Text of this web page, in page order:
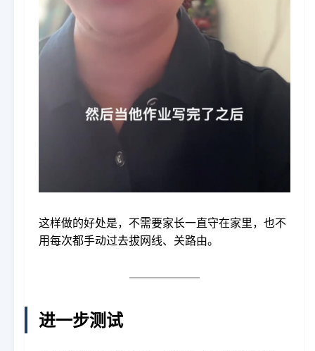
这样做的好处是，不需要家长一直守在家里，也不
用每次都手动过去拔网线、关路由。
进一步测试